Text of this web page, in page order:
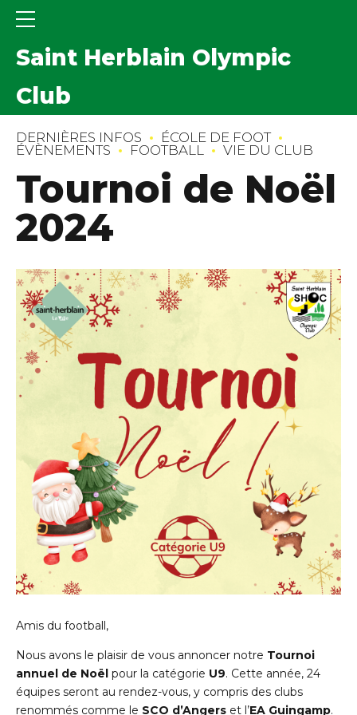
Saint Herblain Olympic
Club
DERNIÈRES INFOS
ÉCOLE DE FOOT
ÉVÈNEMENTS
FOOTBALL VIE DU CLUB
Tournoi de Noël
2024
Amis du football,
Nous avons le plaisir de vous annoncer notre Tournoi
annuel de Noël pour la catégorie U9. Cette année, 24
équipes seront au rendez-vous, y compris des clubs
renommés comme le SCO d’Angers et l’EA Guingamp.